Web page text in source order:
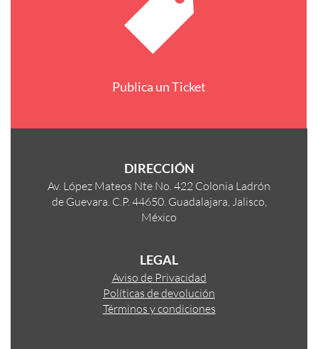
Publica un Ticket
DIRECCIÓN
Av. López Mateos Nte No. 422 Colonia Ladrón
de Guevara. C.P. 44650. Guadalajara, Jalisco,
México
LEGAL
Aviso de Privacidad
Políticas de devolución
Términos y condiciones